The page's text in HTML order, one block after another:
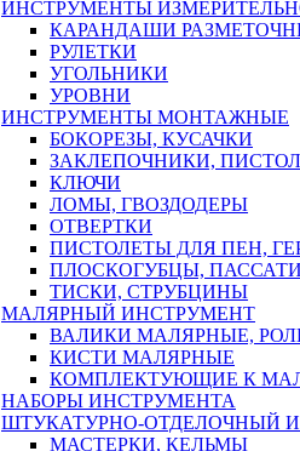
ИНСТРУМЕНТЫ
КАРАНДАШИ
РУЛЕТКИ
УГОЛЬНИКИ
УРОВНИ
ИНСТРУМЕНТЫ МОНТАЖНЫЕ
БОКОРЕЗЫ, КУСАЧКИ
ЗАКЛЕПОЧНИКИ,
КЛЮЧИ
ЛОМЫ, ГВОЗДОДЕРЫ
ОТВЕРТКИ
ПИСТОЛЕТЫ ДЛЯ ПЕН,
ПЛОСКОГУБЦЫ,
ТИСКИ, СТРУБЦИНЫ
МАЛЯРНЫЙ ИНСТРУМЕНТ
ВАЛИКИ МАЛЯРНЫЕ,
КИСТИ МАЛЯРНЫЕ
КОМПЛЕКТУЮЩИЕ К
НАБОРЫ ИНСТРУМЕНТА
ШТУКАТУРНО-ОТДЕЛОЧНЫЙ
МАСТЕРКИ, КЕЛЬМЫ